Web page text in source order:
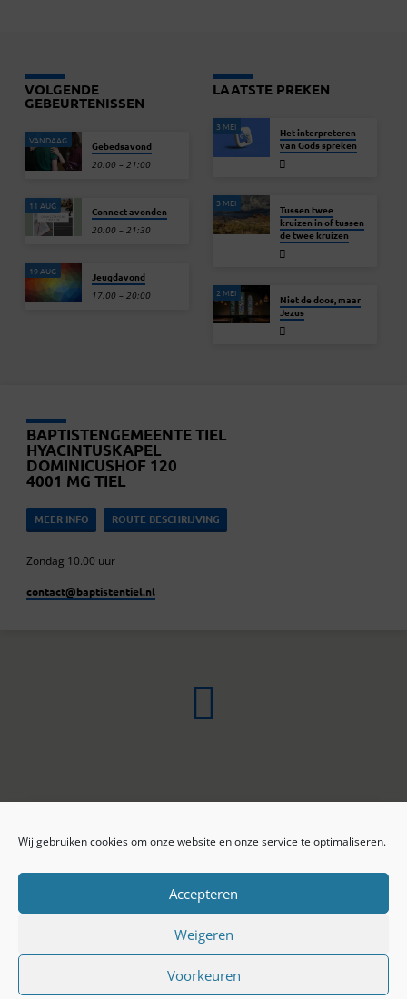
Wij gebruiken cookies om onze website en onze service te optimaliseren.
Accepteren
Weigeren
Voorkeuren
VOLGENDE
GEBEURTENISSEN
VANDAAG Gebedsavond
20:00 – 21:00
11 AUG Connect avonden
20:00 – 21:30
19 AUG Jeugdavond
17:00 – 20:00
LAATSTE PREKEN
3 MEI
Het interpreteren
van Gods spreken
3 MEI
Tussen twee
kruizen in of tussen
de twee kruizen
2 MEI
Niet de doos, maar
Jezus
BAPTISTENGEMEENTE TIEL
HYACINTUSKAPEL
DOMINICUSHOF 120
4001 MG TIEL
MEER INFO ROUTE BESCHRIJVING
Zondag 10.00 uur
contact​@baptistentiel.nl
ONLINE ARCHIEF
Privacy beleid